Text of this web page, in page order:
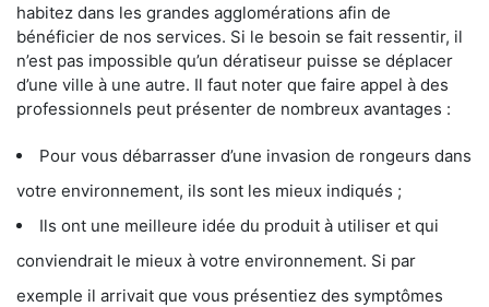
habitez dans les grandes agglomérations afin de
bénéficier de nos services. Si le besoin se fait ressentir, il
n’est pas impossible qu’un dératiseur puisse se déplacer
d’une ville à une autre. Il faut noter que faire appel à des
professionnels peut présenter de nombreux avantages :
Pour vous débarrasser d’une invasion de rongeurs dans
votre environnement, ils sont les mieux indiqués ;
Ils ont une meilleure idée du produit à utiliser et qui
conviendrait le mieux à votre environnement. Si par
exemple il arrivait que vous présentiez des symptômes